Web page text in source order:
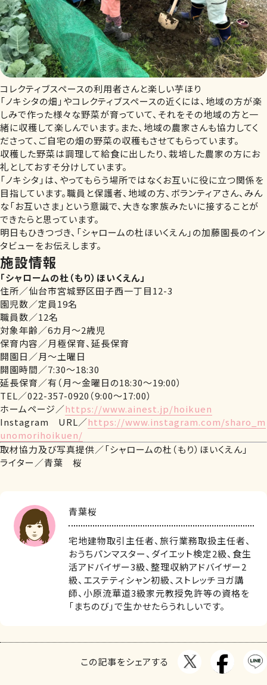
コレクティブスペースの利用者さんと楽しい芋ほり
「ノキシタの畑」やコレクティブスペースの近くには、地域の方が楽
しみで作った様々な野菜が育っていて、それをその地域の方と一
緒に収穫して楽しんでいます。また、地域の農家さんも協力してく
ださって、ご自宅の畑の野菜の収穫もさせてもらっています。
収穫した野菜は調理して給食に出したり、栽培した農家の方にお
礼としておすそ分けしています。
「ノキシタ」は、やってもらう場所ではなくお互いに役に立つ関係を
目指しています。職員と保護者、地域の方、ボランティアさん、みん
な「お互いさま」という意識で、大きな家族みたいに接することが
できたらと思っています。
明日もひきつづき、「シャロームの杜ほいくえん」の加藤園長のイン
タビューをお伝えします。
施設情報
「シャロームの杜（もり）ほいくえん」
住所／仙台市宮城野区田子西一丁目12-3
園児数／定員19名
職員数／12名
対象年齢／6カ月～2歳児
保育内容／月極保育、延長保育
開園日／月～土曜日
開園時間／7:30～18:30
延長保育／有（月～金曜日の18:30～19:00）
TEL／022-357-0920（9:00～17:00）
ホームページ／https://www.ainest.jp/hoikuen
Instagram URL／https://www.instagram.com/sharo_m
unomorihoikuen/
取材協力及び写真提供／「シャロームの杜（もり）ほいくえん」
ライター／青葉 桜
青葉桜
宅地建物取引主任者、旅行業務取扱主任者、
おうちパンマスター、ダイエット検定2級、食生
活アドバイザー3級、整理収納アドバイザー2
級、エステティシャン初級、ストレッチヨガ講
師、小原流華道3級家元教授免許等の資格を
「まちのび」で生かせたらうれしいです。
この記事をシェアする